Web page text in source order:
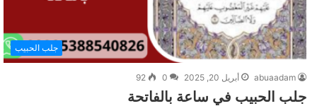
جلب الحبيب
abuaadam أبريل 20, 2025 0
92
جلب الحبيب في ساعة بالفاتحة